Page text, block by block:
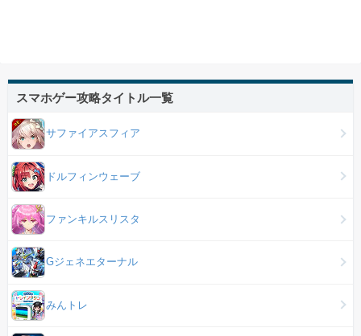
スマホゲー攻略タイトル一覧
サファイアスフィア
ドルフィンウェーブ
ファンキルスリスタ
Gジェネエターナル
みんトレ